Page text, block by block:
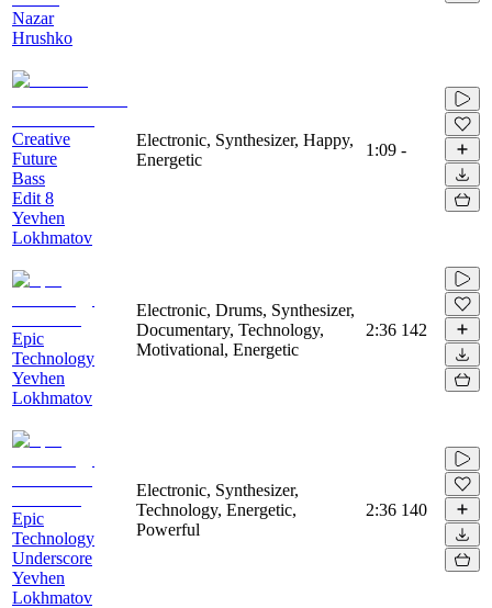
Nazar
Hrushko
Creative
Future
Bass
Edit 8
Yevhen
Lokhmatov
Electronic, Synthesizer, Happy,
Energetic
1:09 -
Epic
Technology
Yevhen
Lokhmatov
Electronic, Drums, Synthesizer,
Documentary, Technology,
Motivational, Energetic
2:36 142
Epic
Technology
Underscore
Yevhen
Lokhmatov
Electronic, Synthesizer,
Technology, Energetic,
Powerful
2:36 140